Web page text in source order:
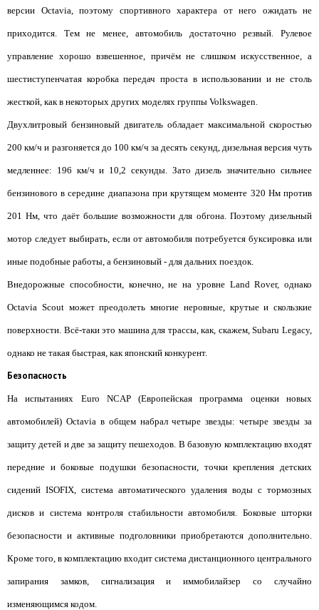
версии Octavia, поэтому спортивного характера от него ожидать не
приходится. Тем не менее, автомобиль достаточно резвый. Рулевое
управление хорошо взвешенное, причём не слишком искусственное, а
шестиступенчатая коробка передач проста в использовании и не столь
жесткой, как в некоторых других моделях группы Volkswagen.
Двухлитровый бензиновый двигатель обладает максимальной скоростью
200 км/ч и разгоняется до 100 км/ч за десять секунд, дизельная версия чуть
медленнее: 196 км/ч и 10,2 секунды. Зато дизель значительно сильнее
бензинового в середине диапазона при крутящем моменте 320 Нм против
201 Нм, что даёт большие возможности для обгона. Поэтому дизельный
мотор следует выбирать, если от автомобиля потребуется буксировка или
иные подобные работы, а бензиновый - для дальних поездок.
Внедорожные способности, конечно, не на уровне Land Rover, однако
Octavia Scout может преодолеть многие неровные, крутые и скользкие
поверхности. Всё-таки это машина для трассы, как, скажем, Subaru Legacy,
однако не такая быстрая, как японский конкурент.
Безопасность
На испытаниях Euro NCAP (Европейская программа оценки новых
автомобилей) Octavia в общем набрал четыре звезды: четыре звезды за
защиту детей и две за защиту пешеходов. В базовую комплектацию входят
передние и боковые подушки безопасности, точки крепления детских
сидений ISOFIX, система автоматического удаления воды с тормозных
дисков и система контроля стабильности автомобиля. Боковые шторки
безопасности и активные подголовники приобретаются дополнительно.
Кроме того, в комплектацию входит система дистанционного центрального
запирания замков, сигнализация и иммобилайзер со случайно
изменяющимся кодом.